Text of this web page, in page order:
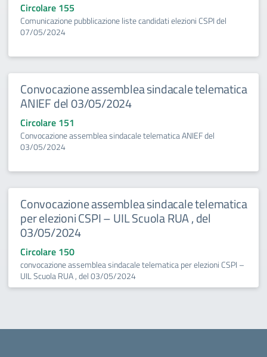
Circolare 155
Comunicazione pubblicazione liste candidati elezioni CSPI del
07/05/2024
Convocazione assemblea sindacale telematica
ANIEF del 03/05/2024
Circolare 151
Convocazione assemblea sindacale telematica ANIEF del
03/05/2024
Convocazione assemblea sindacale telematica
per elezioni CSPI – UIL Scuola RUA , del
03/05/2024
Circolare 150
convocazione assemblea sindacale telematica per elezioni CSPI –
UIL Scuola RUA , del 03/05/2024